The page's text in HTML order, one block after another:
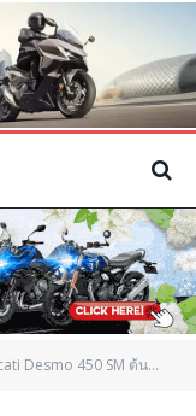
450 SM ต้นแบบ Supermoto คันแรกจาก Ducati เตรียมเปิดตัวเต็มรูปแบบเร็วๆ นี้